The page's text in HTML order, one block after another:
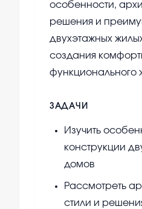
особенности,
решения и
двухэтажных
создания
функционального
ЗАДАЧИ
Изучить
конструкции
домов
Рассмотреть
стили и